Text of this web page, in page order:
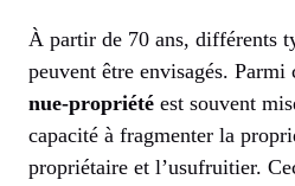
À partir de 70 ans, différents
peuvent être envisagés.
nue-propriété est souvent
capacité à fragmenter la
propriétaire et l’usufruitier.